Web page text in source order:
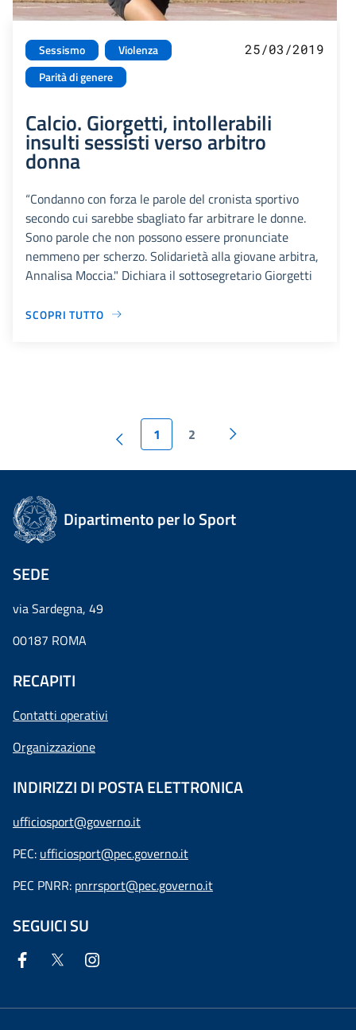
Sessismo
Violenza
Parità di genere
25/03/2019
Calcio. Giorgetti, intollerabili
insulti sessisti verso arbitro
donna
“Condanno con forza le parole del cronista sportivo
secondo cui sarebbe sbagliato far arbitrare le donne.
Sono parole che non possono essere pronunciate
nemmeno per scherzo. Solidarietà alla giovane arbitra,
Annalisa Moccia." Dichiara il sottosegretario Giorgetti
SCOPRI TUTTO
1 2
Dipartimento per lo Sport
SEDE
via Sardegna, 49
00187 ROMA
RECAPITI
Contatti operativi
Organizzazione
INDIRIZZI DI POSTA ELETTRONICA
ufficiosport@governo.it
PEC: ufficiosport@pec.governo.it
PEC PNRR: pnrrsport@pec.governo.it
SEGUICI SU